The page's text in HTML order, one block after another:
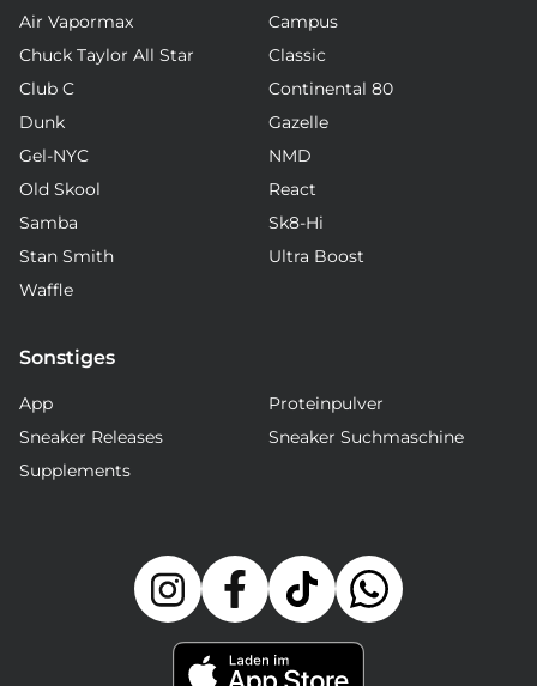
Air Vapormax
Campus
Chuck Taylor All Star
Classic
Club C
Continental 80
Dunk
Gazelle
Gel-NYC
NMD
Old Skool
React
Samba
Sk8-Hi
Stan Smith
Ultra Boost
Waffle
Sonstiges
App
Proteinpulver
Sneaker Releases
Sneaker Suchmaschine
Supplements